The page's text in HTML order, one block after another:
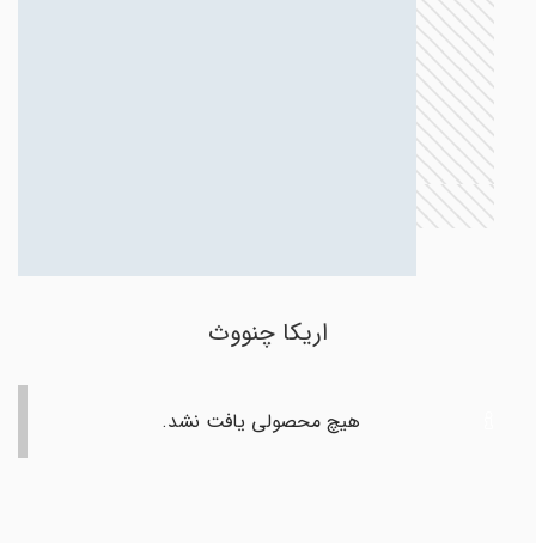
اریکا چنووث
هیچ محصولی یافت نشد.